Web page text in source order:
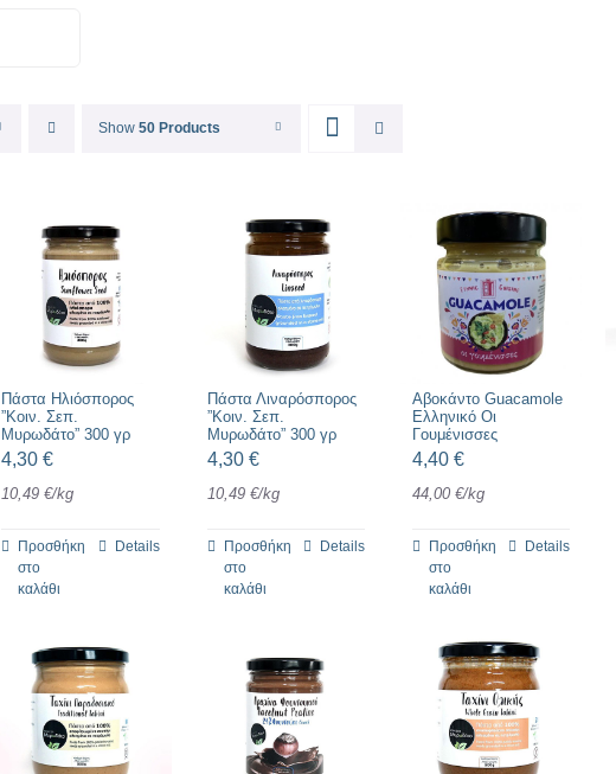
Show 50 Products
Πάστα Ηλιόσπορος
”Κοιν. Σεπ.
Μυρωδάτο” 300 γρ
4,30€
10,49€/kg
Προσθήκη
στο
καλάθι
Details
Πάστα Λιναρόσπορος
”Κοιν. Σεπ.
Μυρωδάτο” 300 γρ
4,30 €
10,49 €/kg
Προσθήκη
στο
καλάθι
Details
Αβοκάντο Guacamole
Ελληνικό Οι
Γουμένισσες
4,40 €
44,00 €/kg
Προσθήκη
στο
καλάθι
Details